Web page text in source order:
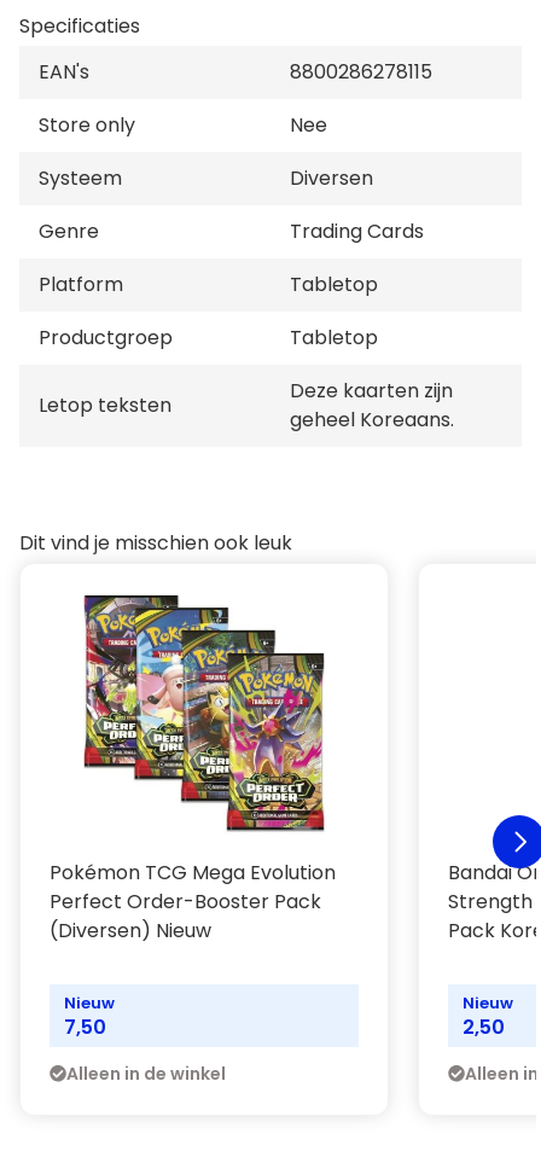
Specificaties
EAN's
8800286278115
Store only
Nee
Systeem
Diversen
Genre
Trading Cards
Platform
Tabletop
Productgroep
Tabletop
Letop teksten
Deze kaarten zijn
geheel Koreaans.
Dit vind je misschien ook leuk
Pokémon TCG Mega Evolution
Perfect Order-Booster Pack
(Diversen) Nieuw
Nieuw
7,50
Alleen in de winkel
Bandai
Strength
Pack
Nieuw
2,50
Alleen